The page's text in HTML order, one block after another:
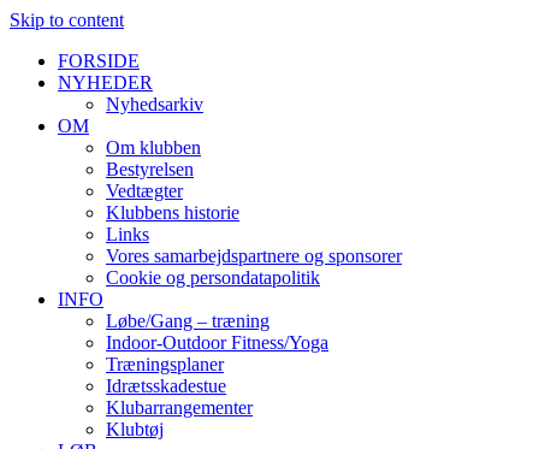
Skip to content
FORSIDE
NYHEDER
Nyhedsarkiv
OM
Om klubben
Bestyrelsen
Vedtægter
Klubbens historie
Links
Vores samarbejdspartnere og sponsorer
Cookie og persondatapolitik
INFO
Løbe/Gang – træning
Indoor-Outdoor Fitness/Yoga
Træningsplaner
Idrætsskadestue
Klubarrangementer
Klubtøj